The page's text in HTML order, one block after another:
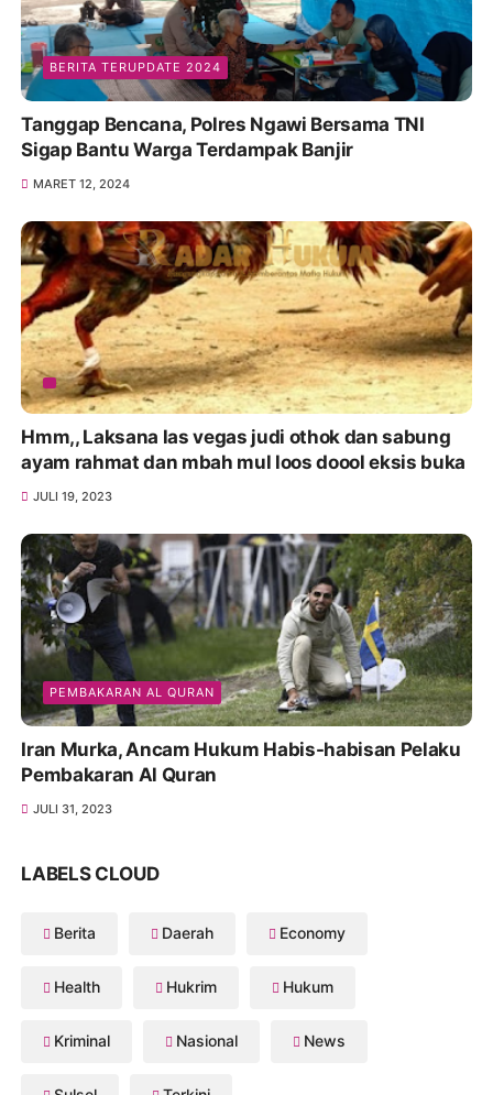
BERITA TERUPDATE 2024
Tanggap Bencana, Polres Ngawi Bersama TNI
Sigap Bantu Warga Terdampak Banjir
MARET 12, 2024
Hmm,, Laksana las vegas judi othok dan sabung
ayam rahmat dan mbah mul loos doool eksis buka
JULI 19, 2023
PEMBAKARAN AL QURAN
Iran Murka, Ancam Hukum Habis-habisan Pelaku
Pembakaran Al Quran
JULI 31, 2023
LABELS CLOUD
Berita Daerah Economy
Health Hukrim Hukum
Kriminal Nasional News